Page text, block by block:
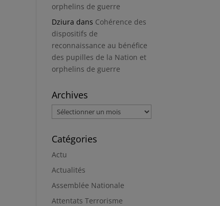
orphelins de guerre
Dziura dans Cohérence des
dispositifs de
reconnaissance au bénéfice
des pupilles de la Nation et
orphelins de guerre
Archives
Archives
Catégories
Actu
Actualités
Assemblée Nationale
Attentats Terrorisme